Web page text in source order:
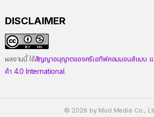
DISCLAIMER
ผลงานนี้ ใช้สัญญาอนุญาตของครีเอทีฟคอมมอนส์แบบ แ
ค้า 4.0 International.
© 2026 by Mod Media Co.,